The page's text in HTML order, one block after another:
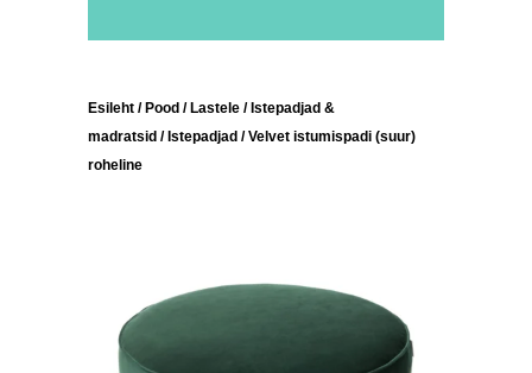
Esileht / Pood / Lastele / Istepadjad &
madratsid / Istepadjad / Velvet istumispadi (suur)
roheline